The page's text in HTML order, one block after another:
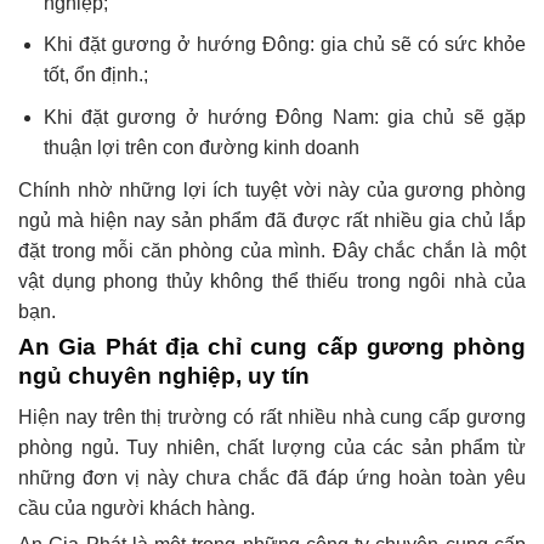
Khi đặt gương ở hướng Đông: gia chủ sẽ có sức khỏe
tốt, ổn định.;
Khi đặt gương ở hướng Đông Nam: gia chủ sẽ gặp
thuận lợi trên con đường kinh doanh
Chính nhờ những lợi ích tuyệt vời này của gương phòng
ngủ mà hiện nay sản phẩm đã được rất nhiều gia chủ lắp
đặt trong mỗi căn phòng của mình. Đây chắc chắn là một
vật dụng phong thủy không thể thiếu trong ngôi nhà của
bạn.
An Gia Phát địa chỉ cung cấp gương phòng
ngủ chuyên nghiệp, uy tín
Hiện nay trên thị trường có rất nhiều nhà cung cấp gương
phòng ngủ. Tuy nhiên, chất lượng của các sản phẩm từ
những đơn vị này chưa chắc đã đáp ứng hoàn toàn yêu
cầu của người khách hàng.